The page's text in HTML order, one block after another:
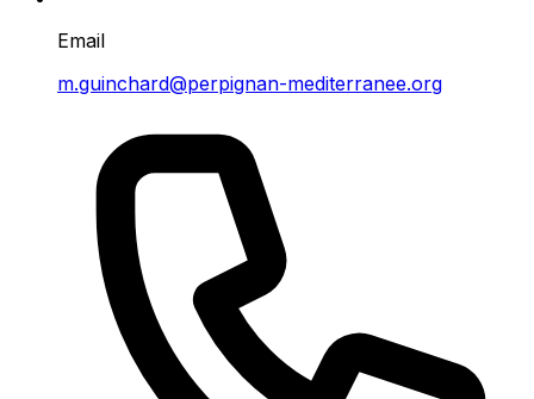
Email
m.guinchard@perpignan-mediterranee.org